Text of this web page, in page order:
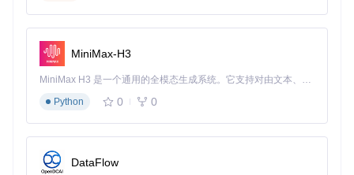
963820dd8/display-driver-uninstaller/Display Driver Uninstall
er/Resources/intel_logo.jpg?utm_source=gitcode_repo_file
安全机制设计
DDU内置多重安全防护措施：
自动创建系统还原点
清理前生成驱动备份
MiniMax-H3
MiniMax H3 是一个通用的全模态生成系统。它支持对由文本、图像、视频和音频组成的多模态上下文进行统一理解，并能生成分辨率高达 2K、时长可达 15 秒的带原生立体声音频的视频。得益于面向任务泛化的系统设计，H3 在预训练阶段就已具备广泛的多模态上下文理解与生成能力，能够出色地执行复杂的多模态指令。
Python
0 0
DataFlow